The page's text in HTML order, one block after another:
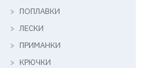
ПОПЛАВКИ
ЛЕСКИ
ПРИМАНКИ
КРЮЧКИ